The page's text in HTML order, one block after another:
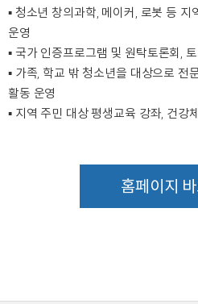
▪ 청소년 창의과학, 메이커, 로봇 등
운영
▪ 국가 인증프로그램 및 원탁토론회,
▪ 가족, 학교 밖 청소년을 대상으로 전
활동 운영
▪ 지역 주민 대상 평생교육 강좌, 건강
홈페이지 바